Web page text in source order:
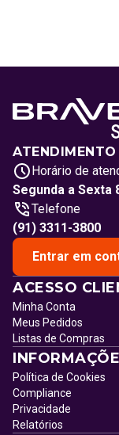
ATENDIMENTO
Horário de
Segunda a Sexta
Telefone
(91) 3311-3800
Entrar em
ACESSO
Minha Conta
Meus Pedidos
Listas de Compras
Política de Cookies
Compliance
Privacidade
Relatórios